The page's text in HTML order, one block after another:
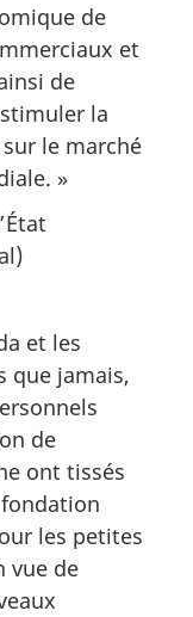
de
et
de
la
le marché
»
et les
que jamais,
de
ont tissés
les petites
vue de